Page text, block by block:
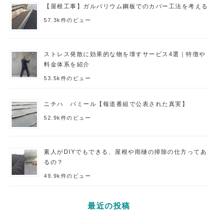
【屋根工事】ガルバリウム鋼板でのカバー工法を考える
57.3k件のビュー
ストレス発散に効果的な物を壊すサービス4選｜特徴や
料金体系を紹介
53.5k件のビュー
ニチハ パミール【報道番組で公表された真実】
52.9k件のビュー
素人がDIYでもできる、屋根や雨樋の掃除の仕方ってあ
るの？
49.9k件のビュー
最近の投稿